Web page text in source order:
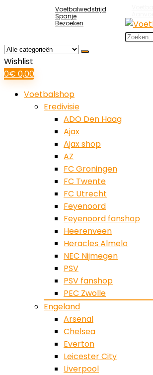
Voetbalwedstrijd
Spanje
Bezoeken
Search
Wishlist
0€ 0,00
Voetbalshop
Eredivisie
ADO Den Haag
Ajax
Ajax shop
AZ
FC Groningen
FC Twente
FC Utrecht
Feyenoord
Feyenoord fanshop
Heerenveen
Heracles Almelo
NEC Nijmegen
PSV
PSV fanshop
PEC Zwolle
Engeland
Arsenal
Chelsea
Everton
Leicester City
Liverpool